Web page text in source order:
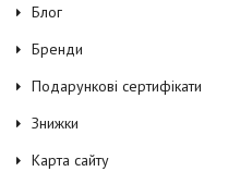
Блог
Бренди
Подарункові сертифікати
Знижки
Карта сайту